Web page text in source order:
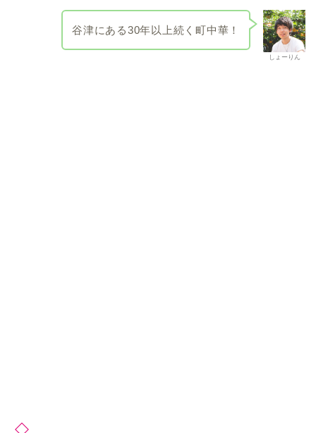
しょーりん
谷津にある30年以上続く町中華！